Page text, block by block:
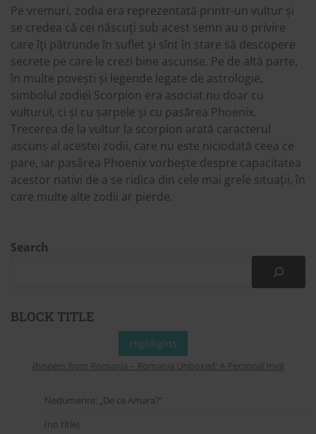
Pe vremuri, zodia era reprezentată printr-un vultur și
se credea că cei născuţi sub acest semn au o privire
care îţi pătrunde în suflet şi sînt în stare să descopere
secrete pe care le crezi bine ascunse. Pe de altă parte,
în multe povești și legende legate de astrologie,
simbolul zodiei Scorpion era asociat nu doar cu
vulturul, ci și cu șarpele și cu pasărea Phoenix.
Trecerea de la vultur la scorpion arată caracterul
ascuns al acestei zodii, care nu este niciodată ceea ce
pare, iar pasărea Phoenix vorbește despre capacitatea
acestor nativi de a se ridica din cele mai grele situații, în
care multe alte zodii ar pierde.
Search
BLOCK TITLE
Highlights
Whispers from Romania – Romania Unboxed: A Personal Invitation
Nedumerire: „De ce Amara?”
(no title)